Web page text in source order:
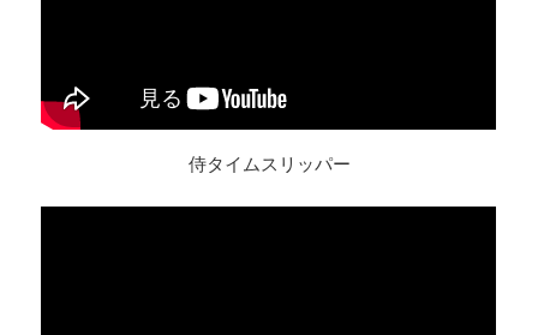
侍タイムスリッパー